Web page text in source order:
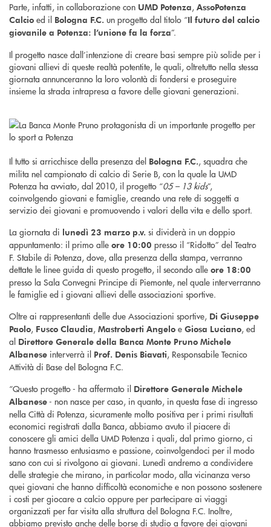
Parte, infatti, in collaborazione con UMD Potenza, AssoPotenza
Calcio ed il Bologna F.C. un progetto dal titolo “Il futuro del calcio
giovanile a Potenza: l’unione fa la forza”.
Il progetto nasce dall’intenzione di creare basi sempre più solide per i
giovani allievi di queste realtà potentite, le quali, oltretutto nella stessa
giornata annunceranno la loro volontà di fondersi e proseguire
insieme la strada intrapresa a favore delle giovani generazioni.
Il tutto si arricchisce della presenza del Bologna F.C., squadra che
milita nel campionato di calcio di Serie B, con la quale la UMD
Potenza ha avviato, dal 2010, il progetto “05 – 13 kids”,
coinvolgendo giovani e famiglie, creando una rete di soggetti a
servizio dei giovani e promuovendo i valori della vita e dello sport.
La giornata di lunedì 23 marzo p.v. si dividerà in un doppio
appuntamento: il primo alle ore 10:00 presso il “Ridotto” del Teatro
F. Stabile di Potenza, dove, alla presenza della stampa, verranno
dettate le linee guida di questo progetto, il secondo alle ore 18:00
presso la Sala Convegni Principe di Piemonte, nel quale interverranno
le famiglie ed i giovani allievi delle associazioni sportive.
Oltre ai rappresentanti delle due Associazioni sportive, Di Giuseppe
Paolo, Fusco Claudia, Mastroberti Angelo e Giosa Luciano, ed
al Direttore Generale della Banca Monte Pruno Michele
Albanese interverrà il Prof. Denis Biavati, Responsabile Tecnico
Attività di Base del Bologna F.C.
“Questo progetto - ha affermato il Direttore Generale Michele
Albanese- non nasce per caso, in quanto, in questa fase di ingresso
nella Città di Potenza, sicuramente molto positiva per i primi risultati
economici registrati dalla Banca, abbiamo avuto il piacere di
conoscere gli amici della UMD Potenza i quali, dal primo giorno, ci
hanno trasmesso entusiasmo e passione, coinvolgendoci per il modo
sano con cui si rivolgono ai giovani. Lunedì andremo a condividere
delle strategie che mirano, in particolar modo, alla vicinanza verso
quei giovani che hanno difficoltà economiche e non possono sostenere
i costi per giocare a calcio oppure per partecipare ai viaggi
organizzati per far visita alla struttura del Bologna F.C. Inoltre,
abbiamo previsto anche delle borse di studio a favore dei giovani